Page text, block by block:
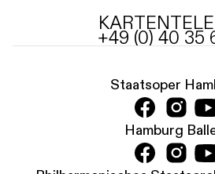
+49 (0) 40 35
Staatsoper
Hamburg